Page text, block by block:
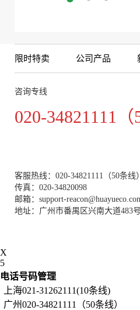
限时特卖 公司产品
咨询专线
020-34821111（
客服热线：020-34821111（50条线）
传真：020-34820098
邮箱：support-
地址：广州市番禺区兴南大道483
X
5
电话号码管理
上海021-31262111(10条线)
广州020-34821111（50条线）